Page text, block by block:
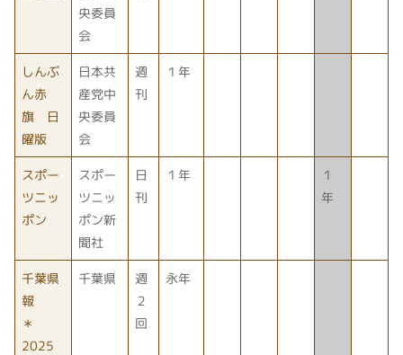
央委員
会
しんぶ
ん赤
旗 日
曜版
日本共
産党中
央委員
会
週
刊
１年
スポー
ツニッ
ポン
スポー
ツニッ
ポン新
聞社
日
刊
１年
１
年
千葉県
報
＊
2025
千葉県
週
２
回
永年